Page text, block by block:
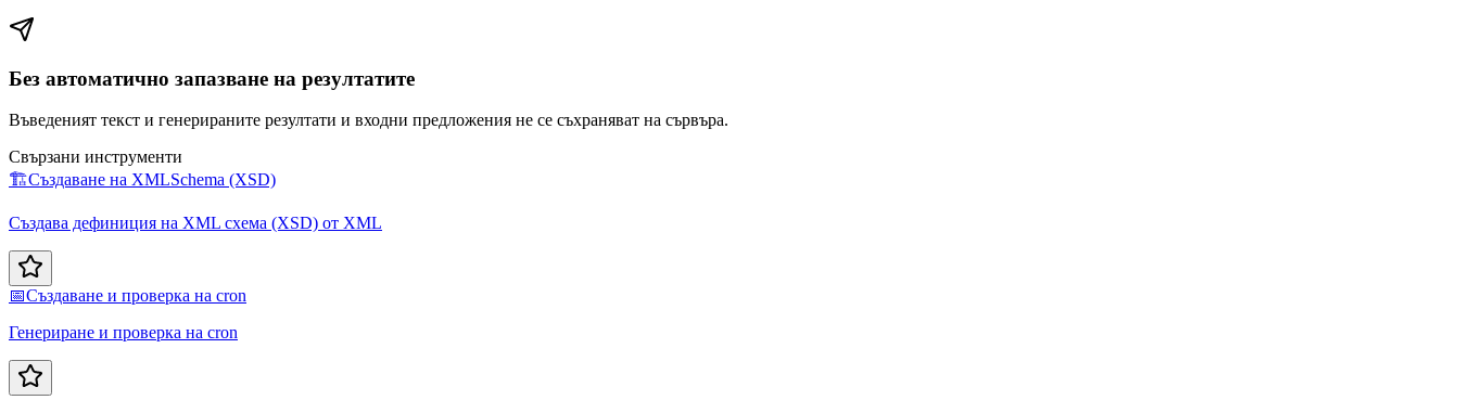
Без автоматично запазване на резултатите
Въведеният текст и генерираните резултати и входни предложения не се съхраняват на сървъра.
Свързани инструменти
🏗️Създаване на XMLSchema (XSD)
Създава дефиниция на XML схема (XSD) от XML
📅Създаване и проверка на cron
Генериране и проверка на cron